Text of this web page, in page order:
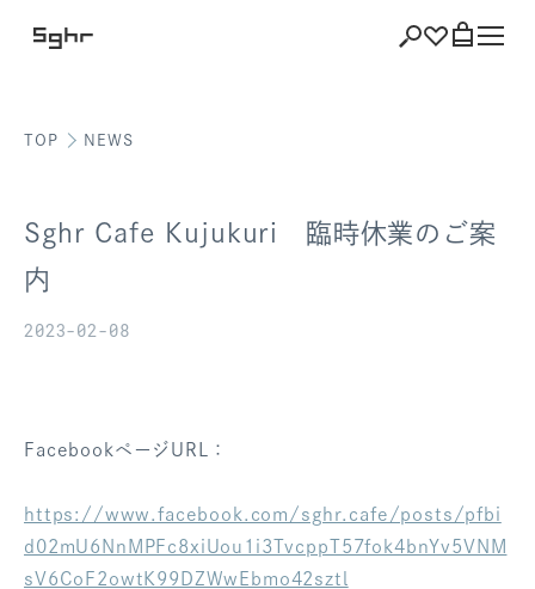
ショッピング バッグを見る
お気に入り
ログアウト
TOP NEWS
Sghr Cafe Kujukuri 臨時休業のご案
内
2023-02-08
FacebookページURL：
https://www.facebook.com/sghr.cafe/posts/pfbi
d02mU6NnMPFc8xiUou1i3TvcppT57fok4bnYv5VNM
sV6CoF2owtK99DZWwEbmo42sztl